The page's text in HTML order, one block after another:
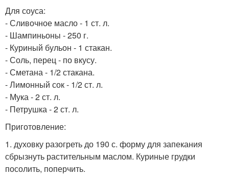
Для соуса:
- Сливочное масло - 1 ст. л.
- Шампиньоны - 250 г.
- Куриный бульон - 1 стакан.
- Соль, перец - по вкусу.
- Сметана - 1/2 стакана.
- Лимонный сок - 1/2 ст. л.
- Мука - 2 ст. л.
- Петрушка - 2 ст. л.
Приготовление:
1. духовку разогреть до 190 с. форму для запекания
сбрызнуть растительным маслом. Куриные грудки
посолить, поперчить.